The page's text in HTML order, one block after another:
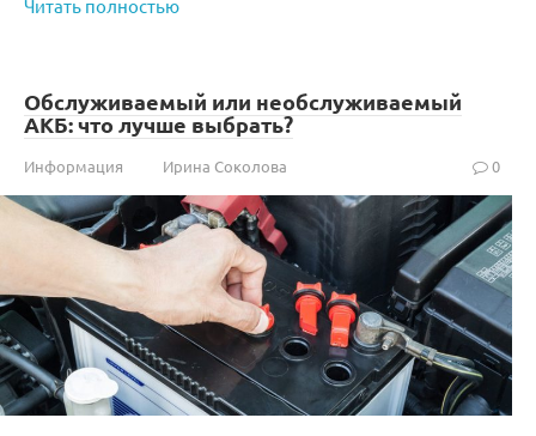
Читать полностью
Обслуживаемый или необслуживаемый
АКБ: что лучше выбрать?
Информация Ирина Соколова 0